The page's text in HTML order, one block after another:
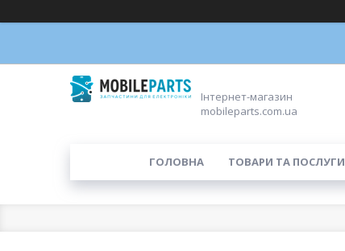
Інтернет-магазин
mobileparts.com.ua
ГОЛОВНА ТОВАРИ ТА ПОСЛУГИ